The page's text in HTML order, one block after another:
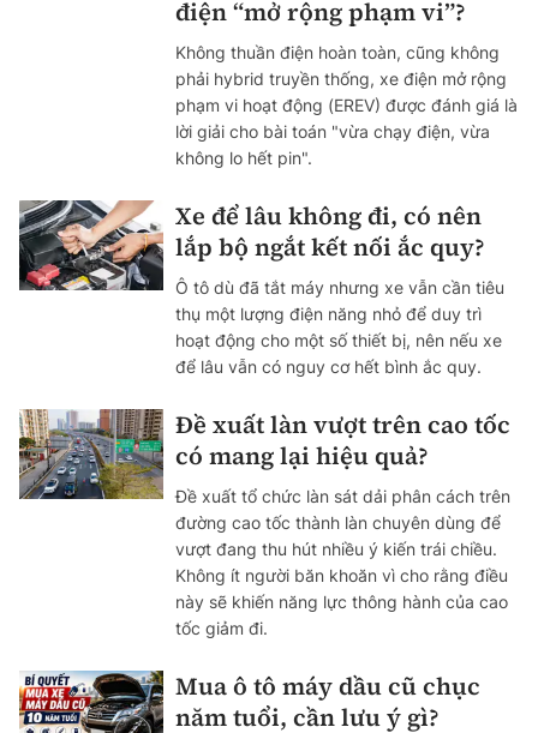
điện “mở rộng phạm vi”?
Không thuần điện hoàn toàn, cũng không
phải hybrid truyền thống, xe điện mở rộng
phạm vi hoạt động (EREV) được đánh giá là
lời giải cho bài toán "vừa chạy điện, vừa
không lo hết pin".
Xe để lâu không đi, có nên
lắp bộ ngắt kết nối ắc quy?
Ô tô dù đã tắt máy nhưng xe vẫn cần tiêu
thụ một lượng điện năng nhỏ để duy trì
hoạt động cho một số thiết bị, nên nếu xe
để lâu vẫn có nguy cơ hết bình ắc quy.
Đề xuất làn vượt trên cao tốc
có mang lại hiệu quả?
Đề xuất tổ chức làn sát dải phân cách trên
đường cao tốc thành làn chuyên dùng để
vượt đang thu hút nhiều ý kiến trái chiều.
Không ít người băn khoăn vì cho rằng điều
này sẽ khiến năng lực thông hành của cao
tốc giảm đi.
Mua ô tô máy dầu cũ chục
năm tuổi, cần lưu ý gì?